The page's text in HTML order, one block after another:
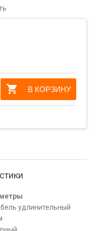
В КОРЗИНУ
удлинительный